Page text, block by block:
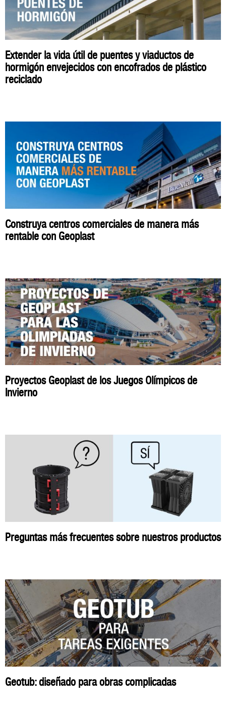
Extender la vida útil de puentes y viaductos de
hormigón envejecidos con encofrados de plástico
reciclado
Construya centros comerciales de manera más
rentable con Geoplast
Proyectos Geoplast de los Juegos Olímpicos de
Invierno
Preguntas más frecuentes sobre nuestros productos
Geotub: diseñado para obras complicadas